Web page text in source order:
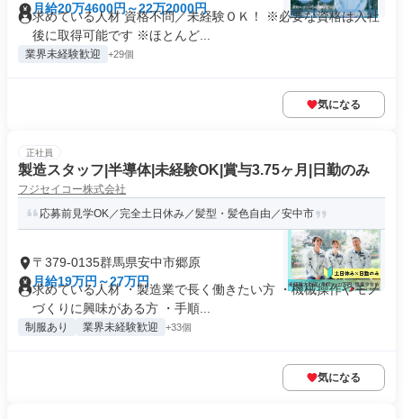
月給20万4600円～22万2000円
求めている人材 資格不問／未経験ＯＫ！ ※必要な資格は入社
後に取得可能です ※ほとんど...
業界未経験歓迎 +29個
気になる
正社員
製造スタッフ|半導体|未経験OK|賞与3.75ヶ月|日勤のみ
フジセイコー株式会社
応募前見学OK／完全土日休み／髪型・髪色自由／安中市
〒379-0135群馬県安中市郷原
月給19万円～27万円
求めている人材 ・製造業で長く働きたい方 ・機械操作やモノ
づくりに興味がある方 ・手順...
制服あり 業界未経験歓迎 +33個
気になる